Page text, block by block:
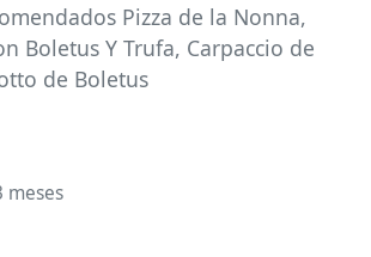
Pizza de la Nonna,
Boletus Y Trufa, Carpaccio de
de Boletus
meses